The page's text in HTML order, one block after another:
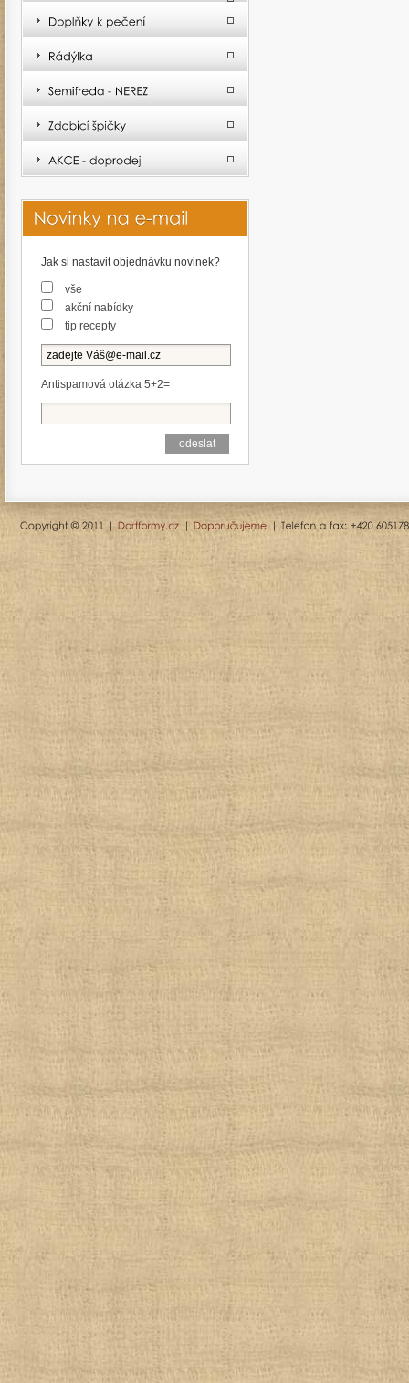
Jak si nastavit objednávku novinek?
vše
akční nabídky
tip recepty
Antispamová otázka 5+2=